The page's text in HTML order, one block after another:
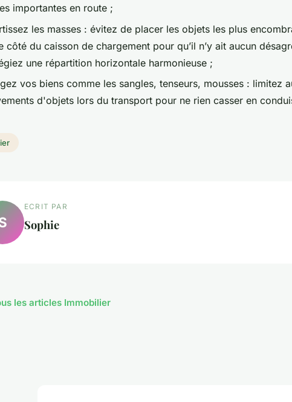
importantes en route ;
les masses : évitez de placer les objets les plus
côté du caisson de chargement pour qu’il n’y ait aucun
une répartition horizontale harmonieuse ;
vos biens comme les sangles, tenseurs, mousses : limitez
d'objets lors du transport pour ne rien casser en
ECRIT PAR
Sophie
les articles Immobilier